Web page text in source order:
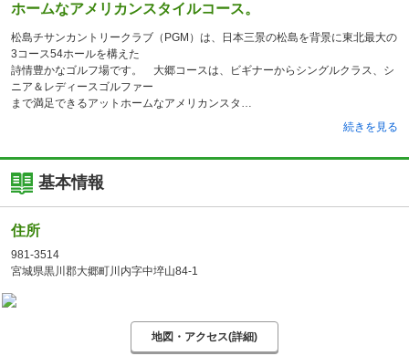
ホームなアメリカンスタイルコース。
松島チサンカントリークラブ（PGM）は、日本三景の松島を背景に東北最大の
3コース54ホールを構えた
詩情豊かなゴルフ場です。 大郷コースは、ビギナーからシングルクラス、シ
ニア＆レディースゴルファー
まで満足できるアットホームなアメリカンスタ
続きを見る
基本情報
住所
981-3514
宮城県黒川郡大郷町川内字中埣山84-1
地図・アクセス(詳細)